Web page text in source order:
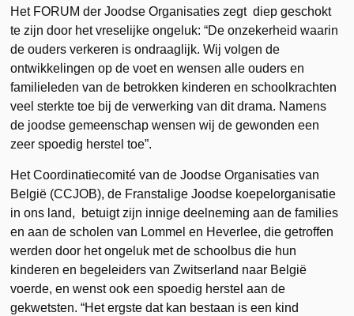
Het FORUM der Joodse Organisaties zegt diep geschokt
te zijn door het vreselijke ongeluk: “De onzekerheid waarin
de ouders verkeren is ondraaglijk. Wij volgen de
ontwikkelingen op de voet en wensen alle ouders en
familieleden van de betrokken kinderen en schoolkrachten
veel sterkte toe bij de verwerking van dit drama. Namens
de joodse gemeenschap wensen wij de gewonden een
zeer spoedig herstel toe”.
Het Coordinatiecomité van de Joodse Organisaties van
België (CCJOB), de Franstalige Joodse koepelorganisatie
in ons land, betuigt zijn innige deelneming aan de families
en aan de scholen van Lommel en Heverlee, die getroffen
werden door het ongeluk met de schoolbus die hun
kinderen en begeleiders van Zwitserland naar België
voerde, en wenst ook een spoedig herstel aan de
gekwetsten. “Het ergste dat kan bestaan is een kind